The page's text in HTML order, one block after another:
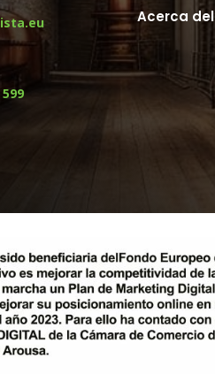
Acerca